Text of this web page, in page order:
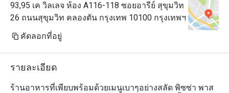
93,95 เค วิลเลจ ห้อง A116-118 ซอยอารีย์ สุขุมวิท
26 ถนนสุขุมวิท คลองตัน กรุงเทพ 10100 กรุงเทพฯ
คัดลอกที่อยู่
รายละเอียด
ร้านอาหารที่เพียบพร้อมด้วยเมนูเบาๆอย่างสลัด พิซซ่า พาส